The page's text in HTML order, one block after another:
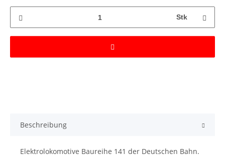
Stk
Beschreibung
Elektrolokomotive Baureihe 141 der Deutschen Bahn.